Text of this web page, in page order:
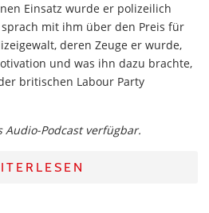
Einsatz wurde er polizeilich
mit ihm über den Preis für
deren Zeuge er wurde,
und was ihn dazu brachte,
britischen Labour Party
Audio-Podcast verfügbar.